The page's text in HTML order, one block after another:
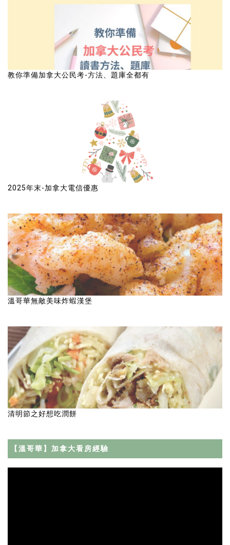
教你準備加拿大公民考-方法、題庫全都有
2025年末-加拿大電信優惠
溫哥華無敵美味炸蝦漢堡
清明節之好想吃潤餅
【溫哥華】加拿大看房經驗